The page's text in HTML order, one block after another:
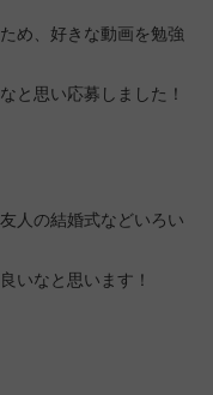
め、好きな動画を勉強
と思い応募しました！
人の結婚式などいろい
いなと思います！